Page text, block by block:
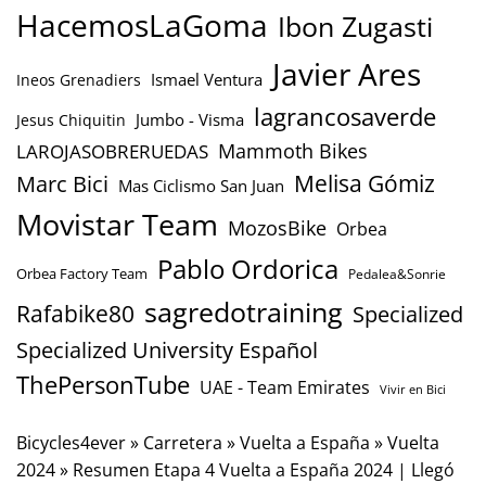
HacemosLaGoma Ibon Zugasti
Ineos Grenadiers Ismael Ventura Javier Ares
Jesus Chiquitin Jumbo - Visma lagrancosaverde
LAROJASOBRERUEDAS Mammoth Bikes
Marc Bici Mas Ciclismo San Juan Melisa Gómiz
Movistar Team MozosBike Orbea
Orbea Factory Team Pablo Ordorica Pedalea&Sonrie
Rafabike80 sagredotraining Specialized
Specialized University Español
ThePersonTube UAE - Team Emirates Vivir en Bici
Bicycles4ever» Carretera »Vuelta a España »Vuelta
2024» Resumen Etapa 4 Vuelta a España 2024 | Llegó